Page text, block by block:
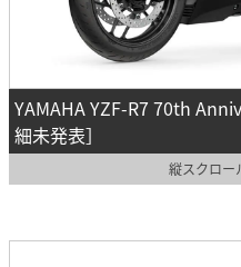
YAMAHA YZF-R7 70th
細未発表］
縦スクロー